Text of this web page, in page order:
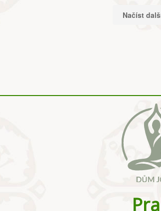
Průpravné cviky
Načíst